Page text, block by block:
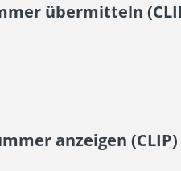
übermitteln
anzeigen (CLIP)